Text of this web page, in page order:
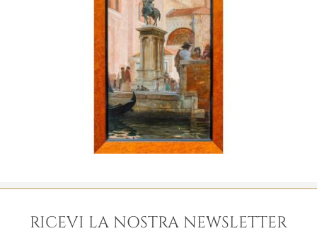
RICEVI LA NOSTRA NEWSLETTER